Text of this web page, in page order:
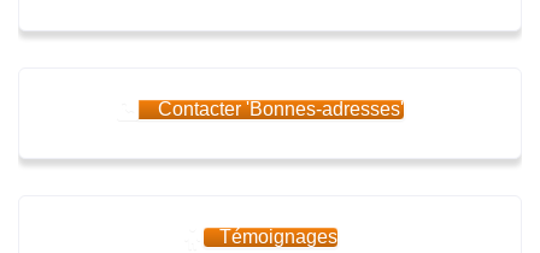
Contacter 'Bonnes-adresses'
Témoignages